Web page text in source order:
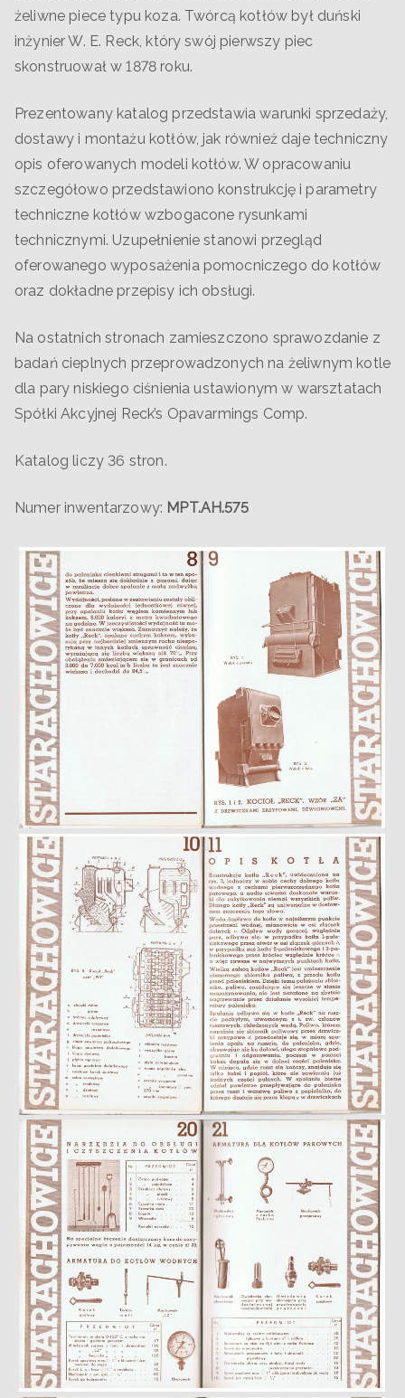
żeliwne piece typu koza. Twórcą kotłów był duński
inżynier W. E. Reck, który swój pierwszy piec
skonstruował w 1878 roku.
Prezentowany katalog przedstawia warunki sprzedaży,
dostawy i montażu kotłów, jak również daje techniczny
opis oferowanych modeli kotłów. W opracowaniu
szczegółowo przedstawiono konstrukcję i parametry
techniczne kotłów wzbogacone rysunkami
technicznymi. Uzupełnienie stanowi przegląd
oferowanego wyposażenia pomocniczego do kotłów
oraz dokładne przepisy ich obsługi.
Na ostatnich stronach zamieszczono sprawozdanie z
badań cieplnych przeprowadzonych na żeliwnym kotle
dla pary niskiego ciśnienia ustawionym w warsztatach
Spółki Akcyjnej Reck’s Opavarmings Comp.
Katalog liczy 36 stron.
Numer inwentarzowy: MPT.AH.575